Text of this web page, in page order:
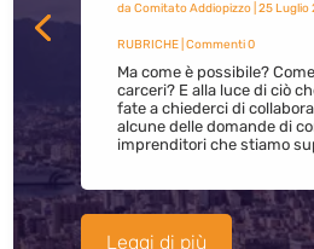
da Comitato Addiopizzo| 25 Luglio
RUBRICHE| Commenti 0
Ma come è possibile?
carceri? E alla luce di ciò
fate a chiederci di
alcune delle domande di
imprenditori che stiamo
Leggi di più